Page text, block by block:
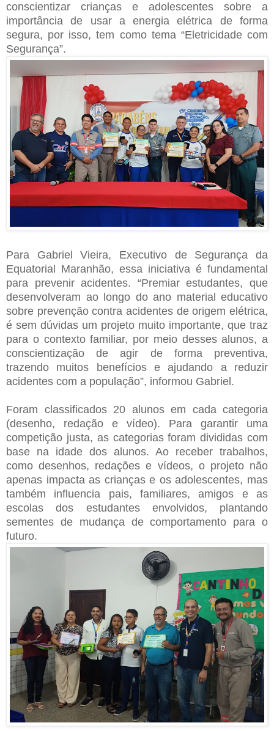
conscientizar crianças e adolescentes sobre a
importância de usar a energia elétrica de forma
segura, por isso, tem como tema “Eletricidade com
Segurança”.
Para Gabriel Vieira, Executivo de Segurança da
Equatorial Maranhão, essa iniciativa é fundamental
para prevenir acidentes. “Premiar estudantes, que
desenvolveram ao longo do ano material educativo
sobre prevenção contra acidentes de origem elétrica,
é sem dúvidas um projeto muito importante, que traz
para o contexto familiar, por meio desses alunos, a
conscientização de agir de forma preventiva,
trazendo muitos benefícios e ajudando a reduzir
acidentes com a população”, informou Gabriel.
Foram classificados 20 alunos em cada categoria
(desenho, redação e vídeo). Para garantir uma
competição justa, as categorias foram divididas com
base na idade dos alunos. Ao receber trabalhos,
como desenhos, redações e vídeos, o projeto não
apenas impacta as crianças e os adolescentes, mas
também influencia pais, familiares, amigos e as
escolas dos estudantes envolvidos, plantando
sementes de mudança de comportamento para o
futuro.